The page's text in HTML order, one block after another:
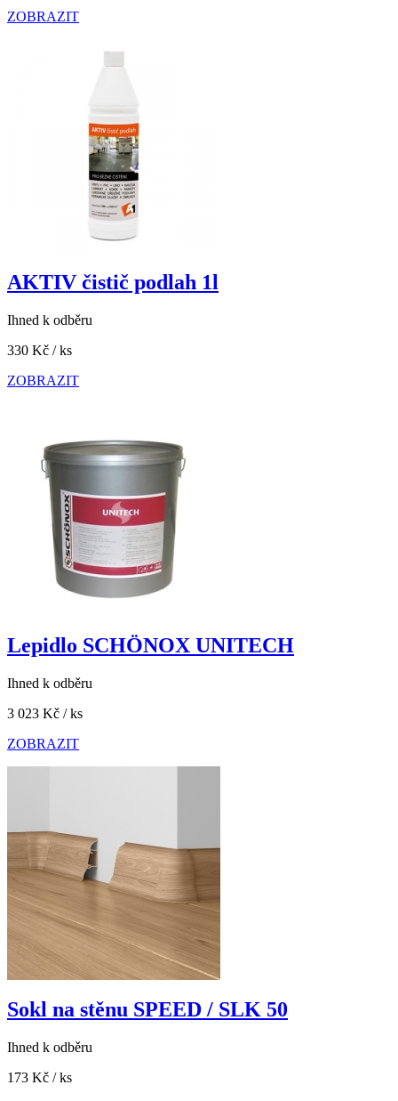
ZOBRAZIT
AKTIV čistič podlah 1l
Ihned k odběru
330 Kč / ks
ZOBRAZIT
Lepidlo SCHÖNOX UNITECH
Ihned k odběru
3 023 Kč / ks
ZOBRAZIT
Sokl na stěnu SPEED / SLK 50
Ihned k odběru
173 Kč / ks